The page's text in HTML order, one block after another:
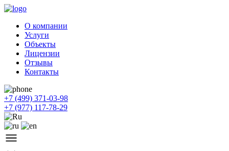
О компании
Услуги
Объекты
Лицензии
Отзывы
Контакты
+7 (499) 371-03-98
+7 (977) 117-78-29